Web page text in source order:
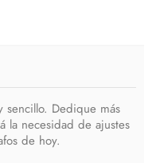
Dedique más
la necesidad de ajustes
de hoy.